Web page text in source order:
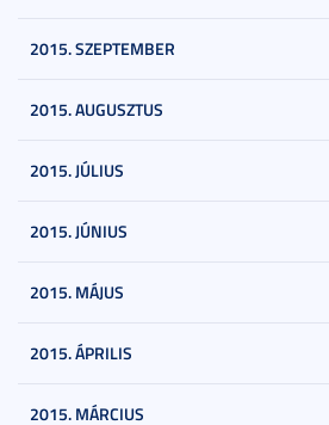
2015. SZEPTEMBER
2015. AUGUSZTUS
2015. JÚLIUS
2015. JÚNIUS
2015. MÁJUS
2015. ÁPRILIS
2015. MÁRCIUS